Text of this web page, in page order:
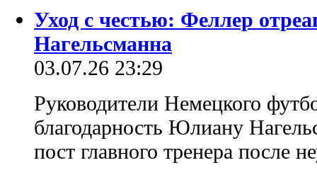
Уход с честью: Феллер
Нагельсманна
03.07.26 23:29
Руководители Немецкого
благодарность Юлиану
пост главного тренера после